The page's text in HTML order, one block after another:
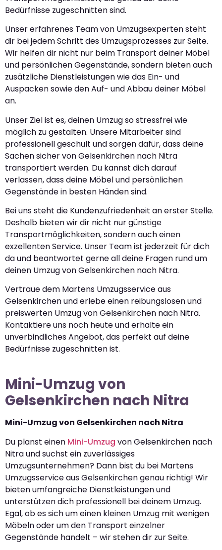
Bedürfnisse zugeschnitten sind.
Unser erfahrenes Team von Umzugsexperten steht
dir bei jedem Schritt des Umzugsprozesses zur Seite.
Wir helfen dir nicht nur beim Transport deiner Möbel
und persönlichen Gegenstände, sondern bieten auch
zusätzliche Dienstleistungen wie das Ein- und
Auspacken sowie den Auf- und Abbau deiner Möbel
an.
Unser Ziel ist es, deinen Umzug so stressfrei wie
möglich zu gestalten. Unsere Mitarbeiter sind
professionell geschult und sorgen dafür, dass deine
Sachen sicher von Gelsenkirchen nach Nitra
transportiert werden. Du kannst dich darauf
verlassen, dass deine Möbel und persönlichen
Gegenstände in besten Händen sind.
Bei uns steht die Kundenzufriedenheit an erster Stelle.
Deshalb bieten wir dir nicht nur günstige
Transportmöglichkeiten, sondern auch einen
exzellenten Service. Unser Team ist jederzeit für dich
da und beantwortet gerne all deine Fragen rund um
deinen Umzug von Gelsenkirchen nach Nitra.
Vertraue dem Martens Umzugsservice aus
Gelsenkirchen und erlebe einen reibungslosen und
preiswerten Umzug von Gelsenkirchen nach Nitra.
Kontaktiere uns noch heute und erhalte ein
unverbindliches Angebot, das perfekt auf deine
Bedürfnisse zugeschnitten ist.
Mini-Umzug von
Gelsenkirchen nach Nitra
Mini-Umzug von Gelsenkirchen nach Nitra
Du planst einen Mini-Umzug von Gelsenkirchen nach
Nitra und suchst ein zuverlässiges
Umzugsunternehmen? Dann bist du bei Martens
Umzugsservice aus Gelsenkirchen genau richtig! Wir
bieten umfangreiche Dienstleistungen und
unterstützen dich professionell bei deinem Umzug.
Egal, ob es sich um einen kleinen Umzug mit wenigen
Möbeln oder um den Transport einzelner
Gegenstände handelt – wir stehen dir zur Seite.